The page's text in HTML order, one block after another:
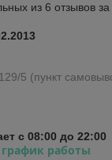
из 6 отзывов за
5 (пункт
с 08:00 до 22:00
график работы